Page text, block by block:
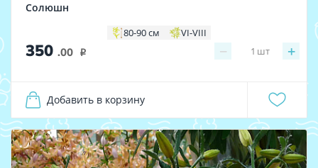
Солюшн
80-90 см VI-VIII
350 .00 i − +
1 шт
Добавить в корзину